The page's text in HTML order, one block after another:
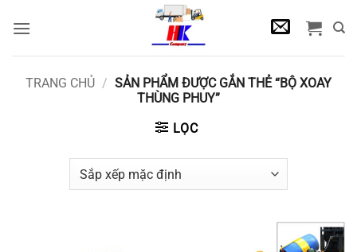
qua
TRANG CHỦ / SẢN PHẨM ĐƯỢC GẮN THẺ “BỘ XOAY
THÙNG PHUY”
LỌC